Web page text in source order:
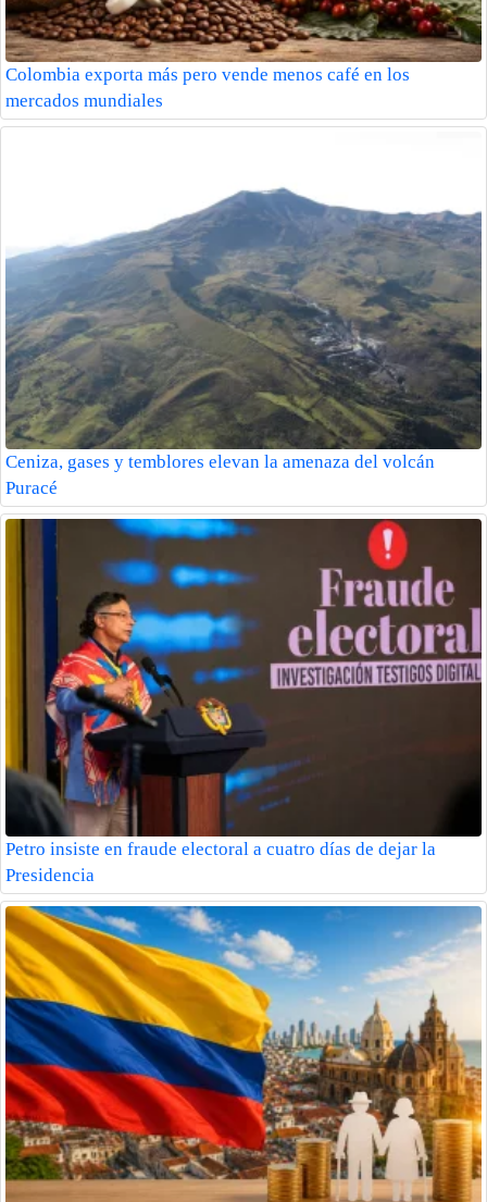
Colombia exporta más pero vende menos café en los
mercados mundiales
Ceniza, gases y temblores elevan la amenaza del volcán
Puracé
Petro insiste en fraude electoral a cuatro días de dejar la
Presidencia